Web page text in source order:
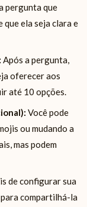
pergunta que
que ela seja clara e
Após a pergunta,
oferecer aos
até 10 opções.
Você pode
ou mudando a
mas podem
de configurar sua
compartilhá-la